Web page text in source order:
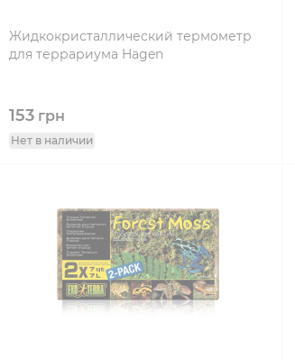
Жидкокристаллический термометр
для террариума Hagen
153грн
Нет в наличии